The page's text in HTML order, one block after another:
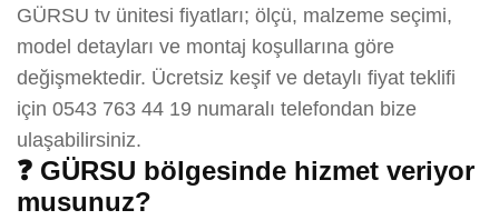
GÜRSU tv ünitesi fiyatları; ölçü, malzeme seçimi,
model detayları ve montaj koşullarına göre
değişmektedir. Ücretsiz keşif ve detaylı fiyat teklifi
için 0543 763 44 19 numaralı telefondan bize
ulaşabilirsiniz.
❓ GÜRSU bölgesinde hizmet veriyor
musunuz?